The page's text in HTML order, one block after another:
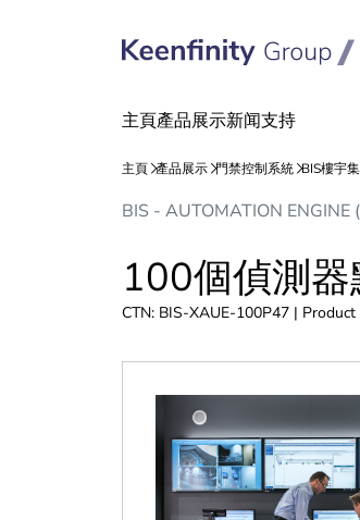
BIS - AUTOMATION ENGINE
100個偵測
CTN: BIS-XAUE-100P47 |